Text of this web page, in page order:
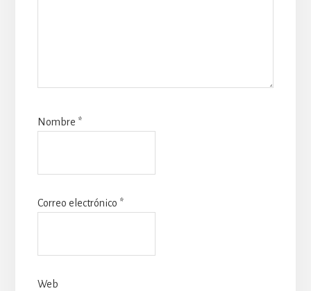
Nombre *
Correo electrónico *
Web